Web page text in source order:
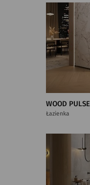
WOOD PULSE
Łazienka